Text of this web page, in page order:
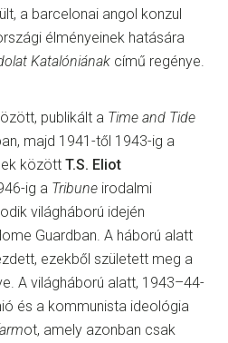
a barcelonai angol konzul
élményeinek hatására
Katalóniának című regénye.
publikált a Time and Tide
majd 1941-től 1943-ig a
között T.S. Eliot
ig a Tribune irodalmi
világháború idején
Guardban. A háború alatt
ezekből született meg a
A világháború alatt, 1943–44-
és a kommunista ideológia
ot, amely azonban csak